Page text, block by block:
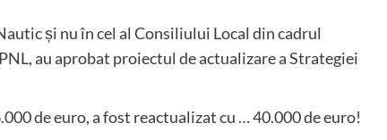
și nu în cel al Consiliului Local din cadrul
au aprobat proiectul de actualizare a Strategiei
de euro, a fost reactualizat cu … 40.000 de euro!